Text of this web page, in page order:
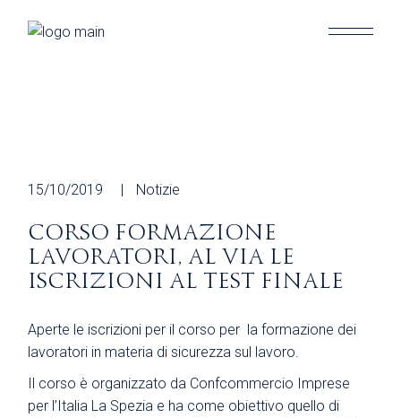
15/10/2019 Notizie
CORSO FORMAZIONE
LAVORATORI, AL VIA LE
ISCRIZIONI AL TEST FINALE
Aperte le iscrizioni per il corso per la formazione dei
lavoratori in materia di sicurezza sul lavoro.
Il corso è organizzato da Confcommercio Imprese
per l’Italia La Spezia e ha come obiettivo quello di